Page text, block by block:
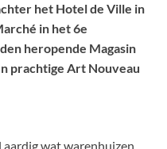
het Hotel de Ville in
in het 6e
heropende Magasin
prachtige Art Nouveau
aardig wat warenhuizen